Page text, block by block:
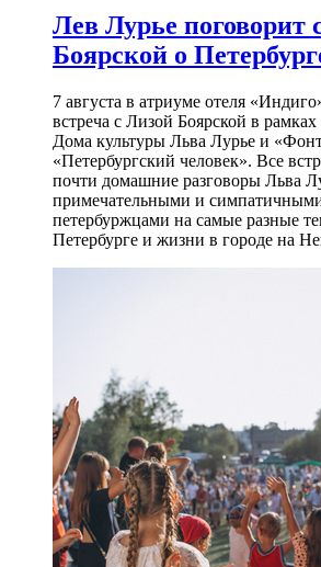
Лев Лурье поговорит
Боярской о
7 августа в атриуме отеля
встреча с Лизой Боярской в
Дома культуры Льва Лурье и
«Петербургский человек». Все
почти домашние разговоры Льва
примечательными и
петербуржцами на самые разные
Петербурге и жизни в городе на